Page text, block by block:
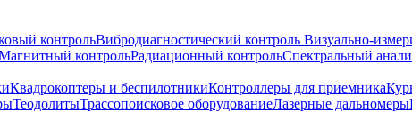
контрольВибродиагностический контроль Визуально-
контрольРадиационный контрольСпектральный
Квадрокоптеры и беспилотникиКонтроллеры для приемника
ТеодолитыТрассопоисковое оборудованиеЛазерные дальномеры